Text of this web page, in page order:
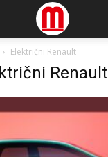
Električni Renault
Renault